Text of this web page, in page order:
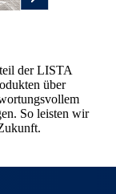
der LISTA
über
So leisten wir